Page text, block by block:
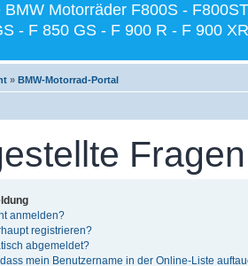
BMW Motorräder F800S -
- F 850 GS - F 900 R - F 900
» BMW-Motorrad-Portal
Fragen
anmelden?
registrieren?
abgemeldet?
mein Benutzername in der Online-Liste